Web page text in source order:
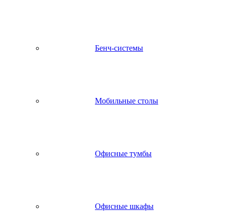
Бенч-системы
Мобильные столы
Офисные тумбы
Офисные шкафы